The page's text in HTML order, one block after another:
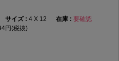
4 X 12
要確認
円(税抜)